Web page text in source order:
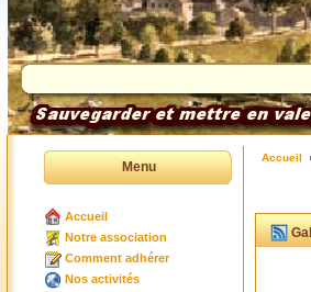
Menu
Accueil
Notre association
Comment adhérer
Nos activités
Accueil